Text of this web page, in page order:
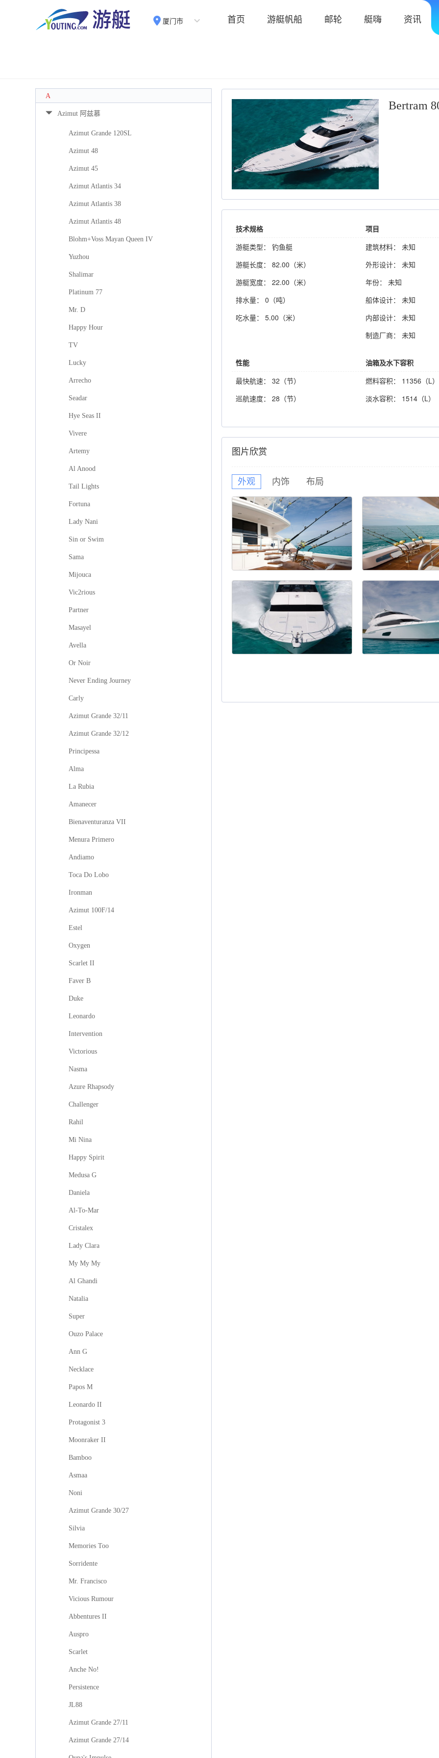
厦门市 首页 游艇帆船 邮轮 艇嗨 资讯
A
Azimut 阿兹慕
Azimut Grande 120SL
Azimut 48
Azimut 45
Azimut Atlantis 34
Azimut Atlantis 38
Azimut Atlantis 48
Blohm+Voss Mayan Queen IV
Yuzhou
Shalimar
Platinum 77
Mr. D
Happy Hour
TV
Lucky
Arrecho
Seadar
Hye Seas II
Vivere
Artemy
Al Anood
Tail Lights
Fortuna
Lady Nani
Sin or Swim
Sama
Mijouca
Vic2rious
Partner
Masayel
Avella
Or Noir
Never Ending Journey
Carly
Azimut Grande 32/11
Azimut Grande 32/12
Principessa
Alma
La Rubia
Amanecer
Bienaventuranza VII
Menura Primero
Andiamo
Toca Do Lobo
Ironman
Azimut 100F/14
Estel
Oxygen
Scarlet II
Faver B
Duke
Leonardo
Intervention
Victorious
Nasma
Azure Rhapsody
Challenger
Rahil
Mi Nina
Happy Spirit
Medusa G
Daniela
Al-To-Mar
Cristalex
Lady Clara
My My My
Al Ghandi
Natalia
Super
Ouzo Palace
Ann G
Necklace
Papos M
Leonardo II
Protagonist 3
Moonraker II
Bamboo
Asmaa
Noni
Azimut Grande 30/27
Silvia
Memories Too
Sorridente
Mr. Francisco
Vicious Rumour
Abbentures II
Auspro
Scarlet
Anche No!
Persistence
JL88
Azimut Grande 27/11
Azimut Grande 27/14
Bertram
技术规格
项目
游艇类型： 钓鱼艇
建筑材料： 未知
游艇长度： 82.00（米）
外形设计： 未知
游艇宽度： 22.00（米）
年份： 未知
排水量： 0（吨）
船体设计： 未知
吃水量： 5.00（米）
内部设计： 未知
制造厂商： 未知
性能
油箱及水下容积
最快航速： 32（节）
燃料容积： 11356（L）
巡航速度： 28（节）
淡水容积： 1514（L）
图片欣赏
外观 内饰 布局